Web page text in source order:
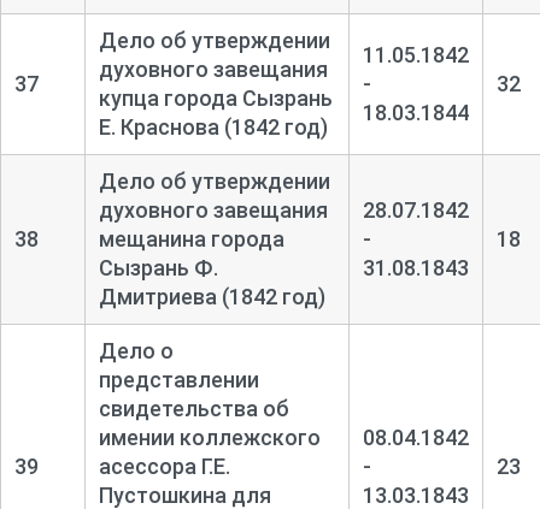
37
Дело об утверждении
духовного завещания
купца города Сызрань
Е. Краснова (1842 год)
11.05.1842
-
18.03.1844
32
38
Дело об утверждении
духовного завещания
мещанина города
Сызрань Ф.
Дмитриева (1842 год)
28.07.1842
-
31.08.1843
18
39
Дело о
представлении
свидетельства об
имении коллежского
асессора Г.Е.
Пустошкина для
08.04.1842
-
13.03.1843
23